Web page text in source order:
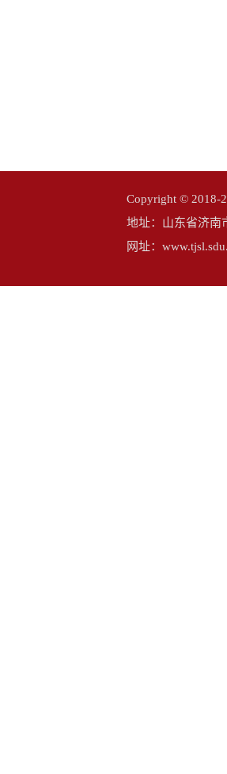
Copyright ©
地址：山东省济
网址：